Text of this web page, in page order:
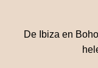
De Ibiza en